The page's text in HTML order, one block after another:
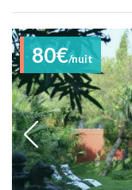
80€/nuit